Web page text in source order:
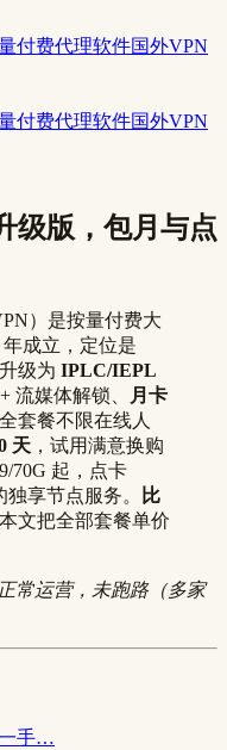
付费代理软件国外VPN
付费代理软件国外VPN
级版，包月与点
）是按量付费大
年成立，定位是
级为 IPLC/IEPL
流媒体解锁、
月卡
全套餐不限在线人
天 ，试用满意换购
70G 起，点卡
独享节点服务。
比
文把全部套餐单价
常运营，未跑路（多家
手…